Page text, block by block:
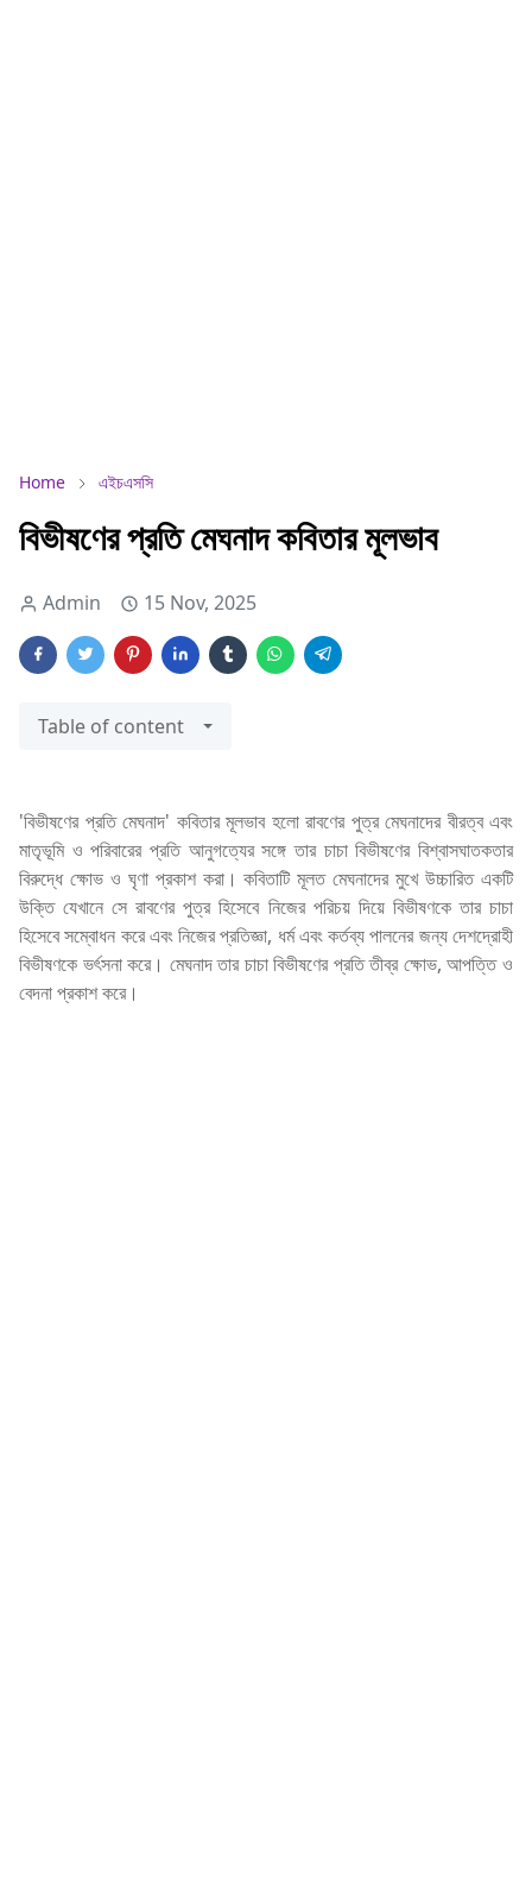
Home এইচএসসি
বিভীষণের প্রতি মেঘনাদ কবিতার মূলভাব
Admin 15 Nov, 2025
Table of content
'বিভীষণের প্রতি মেঘনাদ' কবিতার মূলভাব হলো রাবণের পুত্র মেঘনাদের বীরত্ব এবং
মাতৃভূমি ও পরিবারের প্রতি আনুগত্যের সঙ্গে তার চাচা বিভীষণের বিশ্বাসঘাতকতার
বিরুদ্ধে ক্ষোভ ও ঘৃণা প্রকাশ করা। কবিতাটি মূলত মেঘনাদের মুখে উচ্চারিত একটি
উক্তি যেখানে সে রাবণের পুত্র হিসেবে নিজের পরিচয় দিয়ে বিভীষণকে তার চাচা
হিসেবে সম্বোধন করে এবং নিজের প্রতিজ্ঞা, ধর্ম এবং কর্তব্য পালনের জন্য দেশদ্রোহী
বিভীষণকে ভর্ৎসনা করে। মেঘনাদ তার চাচা বিভীষণের প্রতি তীব্র ক্ষোভ, আপত্তি ও
বেদনা প্রকাশ করে।